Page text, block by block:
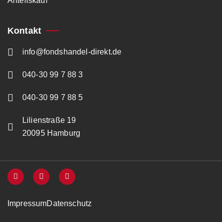
Kontakt
info@fondshandel-direkt.de
040-30 99 7 88 3
040-30 99 7 88 5
Lilienstraße 19
20095 Hamburg
ImpressumDatenschutz